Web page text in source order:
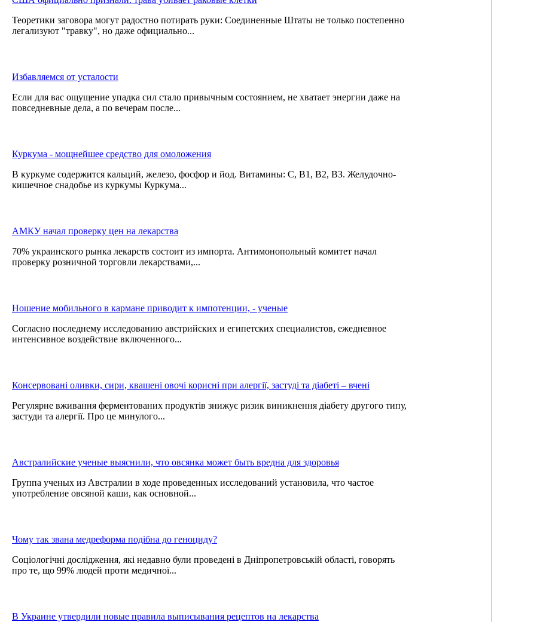
Теоретики заговора могут радостно потирать руки: Соединенные Штаты не только постепенно
легализуют "травку", но даже официально...
Избавляемся от усталости
Если для вас ощущение упадка сил стало привычным состоянием, не хватает энергии даже на
повседневные дела, а по вечерам после...
Куркума - мощнейшее средство для омоложения
В куркуме содержится кальций, железо, фосфор и йод. Витамины: С, В1, В2, ВЗ. Желудочно-
кишечное снадобье из куркумы Куркума...
АМКУ начал проверку цен на лекарства
70% украинского рынка лекарств состоит из импорта. Антимонопольный комитет начал
проверку розничной торговли лекарствами,...
Ношение мобильного в кармане приводит к импотенции, - ученые
Согласно последнему исследованию австрийских и египетских специалистов, ежедневное
интенсивное воздействие включенного...
Консервовані оливки, сири, квашені овочі корисні при алергії, застуді та діабеті – вчені
Регулярне вживання ферментованих продуктів знижує ризик виникнення діабету другого типу,
застуди та алергії. Про це минулого...
Австралийские ученые выяснили, что овсянка может быть вредна для здоровья
Группа ученых из Австралии в ходе проведенных исследований установила, что частое
употребление овсяной каши, как основной...
Чому так звана медреформа подібна до геноциду?
Соціологічні дослідження, які недавно були проведені в Дніпропетровській області, говорять
про те, що 99% людей проти медичної...
В Украине утвердили новые правила выписывания рецептов на лекарства